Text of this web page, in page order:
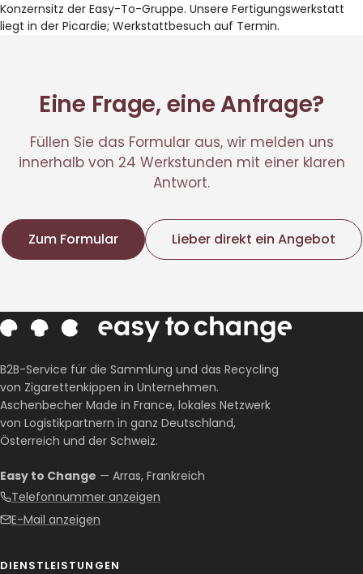
Konzernsitz der Easy-To-Gruppe. Unsere Fertigungswerkstatt
liegt in der Picardie; Werkstattbesuch auf Termin.
Eine Frage, eine Anfrage?
Füllen Sie das Formular aus, wir melden uns
innerhalb von 24 Werkstunden mit einer klaren
Antwort.
Zum Formular Lieber direkt ein Angebot
B2B-Service für die Sammlung und das Recycling
von Zigarettenkippen in Unternehmen.
Aschenbecher Made in France, lokales Netzwerk
von Logistikpartnern in ganz Deutschland,
Österreich und der Schweiz.
Easy to Change — Arras, Frankreich
Telefonnummer anzeigen
E-Mail anzeigen
DIENSTLEISTUNGEN